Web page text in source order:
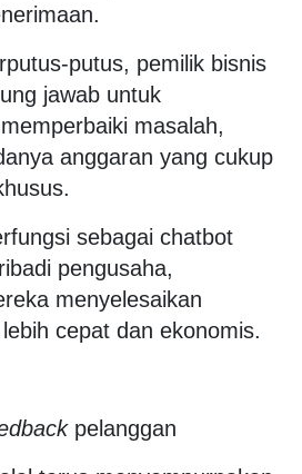
putus, pemilik bisnis
jawab untuk
masalah,
anggaran yang cukup
sebagai chatbot
pengusaha,
menyelesaikan
cepat dan ekonomis.
pelanggan